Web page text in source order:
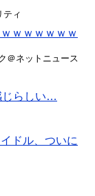
ティ
ｗｗｗｗｗｗ
＠ネットニュース
じらしい…
ドル、ついに